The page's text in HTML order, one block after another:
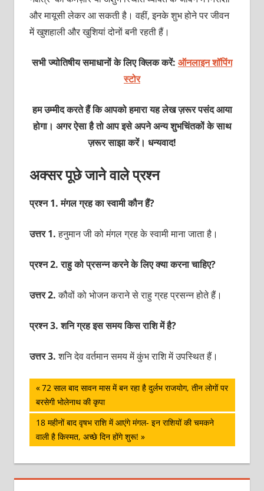
और मायूसी लेकर आ सकती है। वहीं, इनके शुभ होने पर जीवन
में खुशहाली और खुशियां दोनों बनी रहती हैं।
सभी ज्योतिषीय समाधानों के लिए क्लिक करें: ऑनलाइन शॉपिंग
स्टोर
हम उम्मीद करते हैं कि आपको हमारा यह लेख ज़रूर पसंद आया
होगा। अगर ऐसा है तो आप इसे अपने अन्य शुभचिंतकों के साथ
ज़रूर साझा करें। धन्यवाद!
अक्सर पूछे जाने वाले प्रश्न
प्रश्न 1. मंगल ग्रह का स्वामी कौन हैं?
उत्तर 1.हनुमान जी को मंगल ग्रह के स्वामी माना जाता है।
प्रश्न 2. राहु को प्रसन्न करने के लिए क्या करना चाहिए?
उत्तर 2.कौवों को भोजन कराने से राहु ग्रह प्रसन्न होते हैं।
प्रश्न 3. शनि ग्रह इस समय किस राशि में है?
उत्तर 3.शनि देव वर्तमान समय में कुंभ राशि में उपस्थित हैं।
पोस्ट
नेविगेशन
Previous
Post:
72 साल बाद सावन मास में बन रहा है दुर्लभ राजयोग, तीन लोगों पर
बरसेगी भोलेनाथ की कृपा
Next
Post:
18 महीनों बाद वृषभ राशि में आएंगे मंगल- इन राशियों की चमकने
वाली है किस्मत, अच्छे दिन होंगे शुरू!